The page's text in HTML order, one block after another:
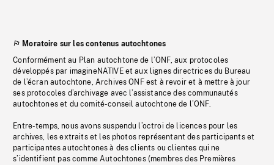
Moratoire sur les contenus autochtones
Conformément au Plan autochtone de l’ONF, aux protocoles
développés par imagineNATIVE et aux lignes directrices du Bureau
de l’écran autochtone, Archives ONF est à revoir et à mettre à jour
ses protocoles d’archivage avec l’assistance des communautés
autochtones et du comité-conseil autochtone de l’ONF.
Entre-temps, nous avons suspendu l’octroi de licences pour les
archives, les extraits et les photos représentant des participants et
participantes autochtones à des clients ou clientes qui ne
s’identifient pas comme Autochtones (membres des Premières